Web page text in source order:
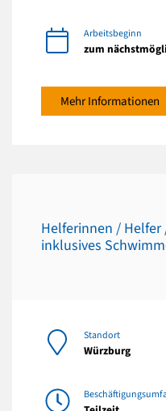
Arbeitsbeginn
zum
Mehr Informationen
Helferinnen /
inklusives
Standort
Würzburg